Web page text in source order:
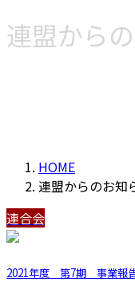
連盟から
HOME
連盟からのお知
連合会
2021年度 第7期 事業報